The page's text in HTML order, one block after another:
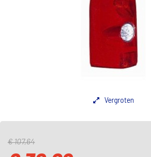
Vergroten
€ 107,64